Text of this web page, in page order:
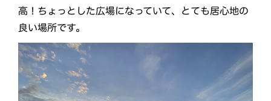
高！ちょっとした広場になっていて、とても居心地の
良い場所です。